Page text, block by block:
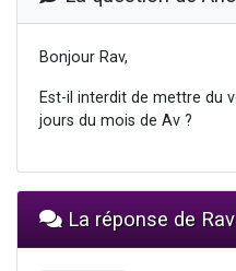
Bonjour Rav,
Est-il interdit de mettre du
jours du mois de Av ?
La réponse de Rav